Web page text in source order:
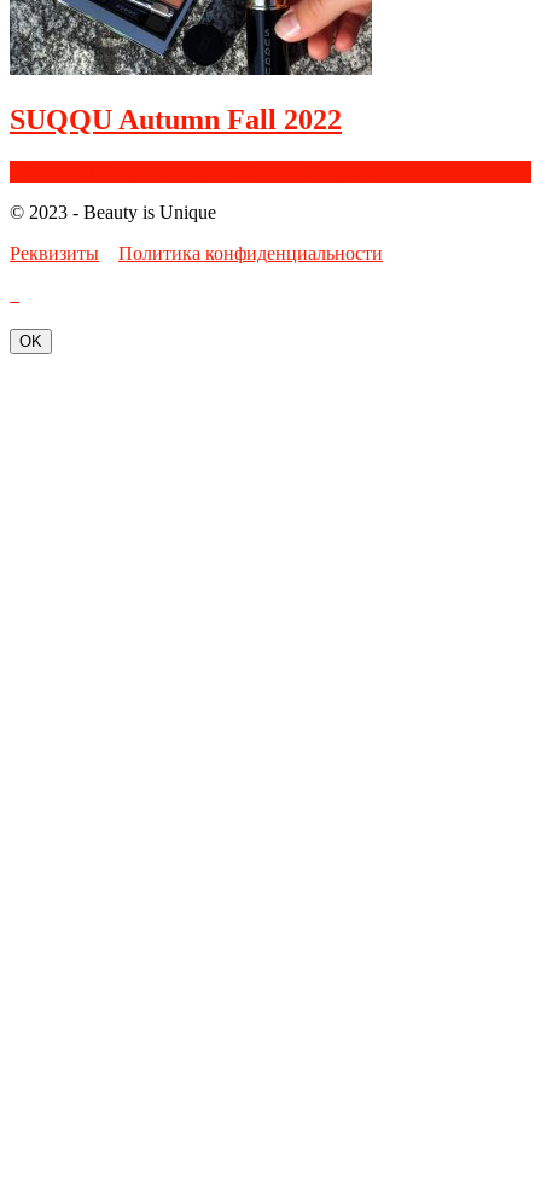
SUQQU Autumn Fall 2022
© 2023 - Beauty is Unique
Реквизиты
Политика конфиденциальности
OK